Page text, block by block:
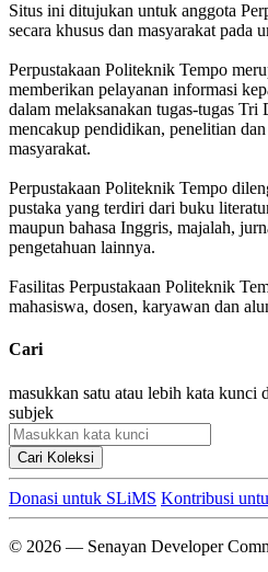
Situs ini ditujukan untuk anggota
secara khusus dan masyarakat pada
Perpustakaan Politeknik Tempo
memberikan pelayanan informasi
dalam melaksanakan tugas-tugas
mencakup pendidikan, penelitian
masyarakat.
Perpustakaan Politeknik Tempo
pustaka yang terdiri dari buku
maupun bahasa Inggris, majalah,
pengetahuan lainnya.
Fasilitas Perpustakaan Politeknik
mahasiswa, dosen, karyawan dan
Cari
masukkan satu atau lebih kata kunci
subjek
Cari Koleksi
Donasi untuk SLiMS Kontribusi
© 2026 — Senayan Developer